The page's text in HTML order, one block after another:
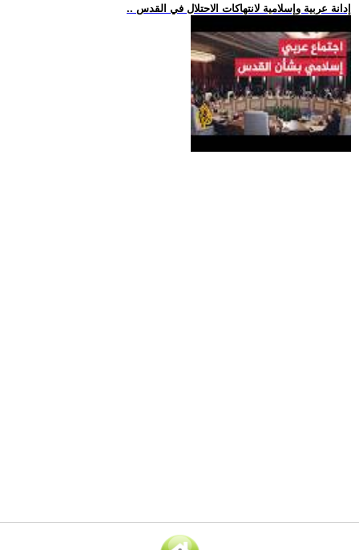
.. إدانة عربية وإسلامية لانتهاكات الاحتلال في القدس